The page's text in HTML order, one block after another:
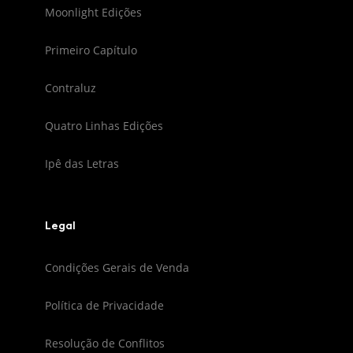
Moonlight Edições
Primeiro Capítulo
Contraluz
Quatro Linhas Edições
Ipê das Letras
Legal
Condições Gerais de Venda
Política de Privacidade
Resolução de Conflitos